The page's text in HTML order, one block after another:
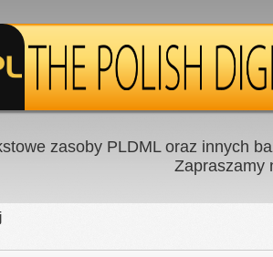
zasoby PLDML oraz innych
Zapraszamy